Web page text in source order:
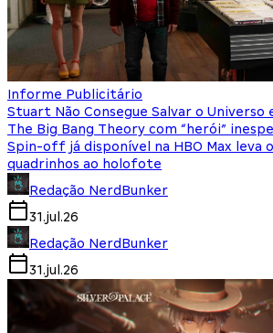
Informe Publicitário
Stuart Não Consegue Salvar o Universo
The Big Bang Theory com “herói”
Spin-off já disponível na HBO Max leva
quadrinhos ao holofote
Redação NerdBunker
31.jul.26
Redação NerdBunker
31.jul.26